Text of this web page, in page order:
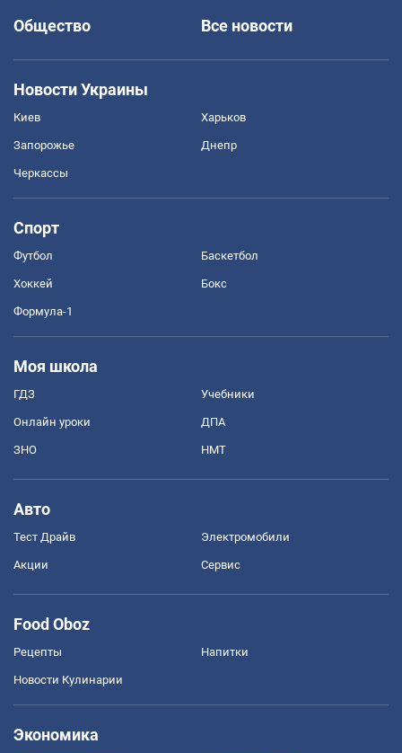
Общество
Все новости
Новости Украины
Киев Харьков
Запорожье Днепр
Черкассы
Спорт
Футбол Баскетбол
Хоккей Бокс
Формула-1
Моя школа
ГДЗ Учебники
Онлайн уроки ДПА
ЗНО НМТ
Авто
Тест Драйв Электромобили
Акции Сервис
Food Oboz
Рецепты Напитки
Новости Кулинарии
Экономика